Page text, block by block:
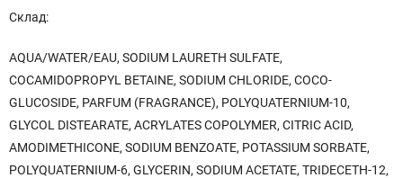
Склад:
AQUA/WATER/EAU, SODIUM LAURETH SULFATE,
COCAMIDOPROPYL BETAINE, SODIUM CHLORIDE, COCO-
GLUCOSIDE, PARFUM (FRAGRANCE), POLYQUATERNIUM-10,
GLYCOL DISTEARATE, ACRYLATES COPOLYMER, CITRIC ACID,
AMODIMETHICONE, SODIUM BENZOATE, POTASSIUM SORBATE,
POLYQUATERNIUM-6, GLYCERIN, SODIUM ACETATE, TRIDECETH-12,